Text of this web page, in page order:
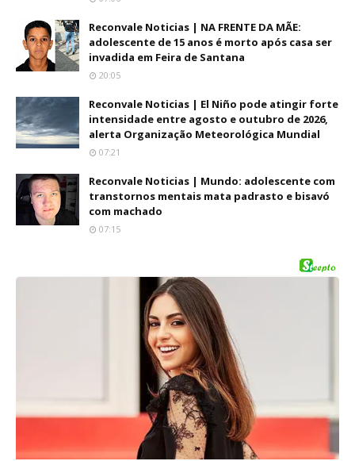
Reconvale Noticias | NA FRENTE DA MÃE:
adolescente de 15 anos é morto após casa ser
invadida em Feira de Santana
20:05
Reconvale Noticias | El Niño pode atingir forte
intensidade entre agosto e outubro de 2026,
alerta Organização Meteorológica Mundial
07:21
Reconvale Noticias | Mundo: adolescente com
transtornos mentais mata padrasto e bisavó
com machado
07:15